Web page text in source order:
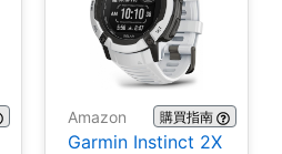
Amazon 購買指南
Garmin Instinct 2X